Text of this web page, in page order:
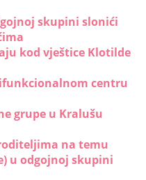
skupini slonići
kod vještice Klotilde
centru
grupe u Kralušu
na temu
u odgojnoj skupini